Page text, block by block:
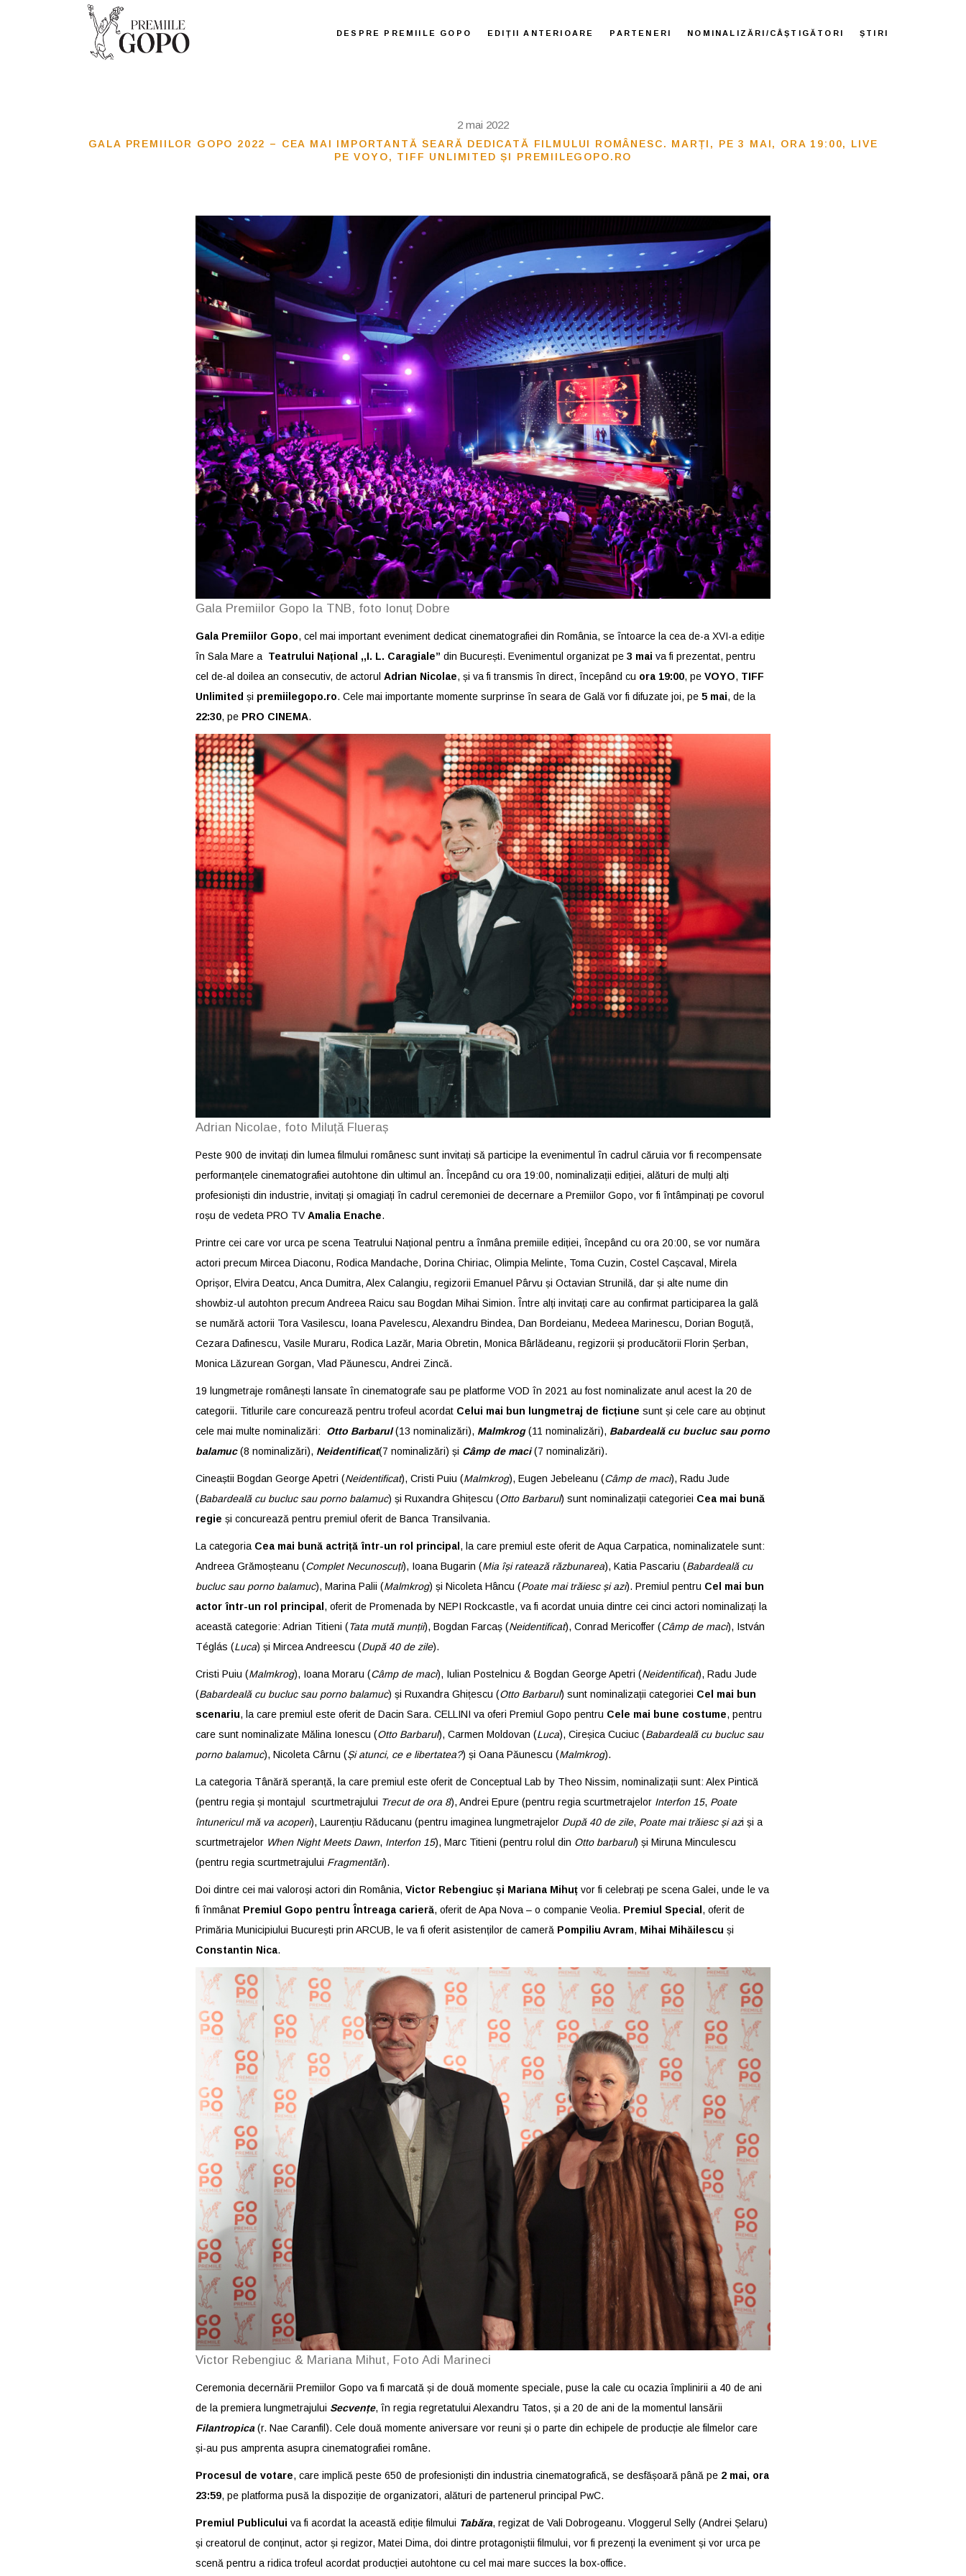
DESPRE PREMIILE GOPO EDIȚII ANTERIOARE PARTENERI NOMINALIZĂRI/CÂȘTIGĂTORI ȘTIRI
2 mai 2022
GALA PREMIILOR GOPO 2022 – CEA MAI IMPORTANTĂ SEARĂ DEDICATĂ FILMULUI ROMÂNESC. MARȚI, PE 3 MAI, ORA 19:00, LIVE
PE VOYO, TIFF UNLIMITED ȘI PREMIILEGOPO.RO
Gala Premiilor Gopo la TNB, foto Ionuț Dobre
Gala Premiilor Gopo, cel mai important eveniment dedicat cinematografiei din România, se întoarce la cea de-a XVI-a ediție
în Sala Mare a Teatrului Național ,,I. L. Caragiale’’ din București. Evenimentul organizat pe 3 mai va fi prezentat, pentru
cel de-al doilea an consecutiv, de actorul Adrian Nicolae, și va fi transmis în direct, începând cu ora 19:00, pe VOYO, TIFF
Unlimited și premiilegopo.ro. Cele mai importante momente surprinse în seara de Gală vor fi difuzate joi, pe 5 mai, de la
22:30, pe PRO CINEMA.
Adrian Nicolae, foto Miluță Flueraș
Peste 900 de invitați din lumea filmului românesc sunt invitați să participe la evenimentul în cadrul căruia vor fi recompensate
performanțele cinematografiei autohtone din ultimul an. Începând cu ora 19:00, nominalizații ediției, alături de mulți alți
profesioniști din industrie, invitați și omagiați în cadrul ceremoniei de decernare a Premiilor Gopo, vor fi întâmpinați pe covorul
roșu de vedeta PRO TVAmalia Enache.
Printre cei care vor urca pe scena Teatrului Național pentru a înmâna premiile ediției, începând cu ora 20:00, se vor număra
actori precum Mircea Diaconu, Rodica Mandache, Dorina Chiriac, Olimpia Melinte, Toma Cuzin, Costel Cașcaval, Mirela
Oprișor, Elvira Deatcu, Anca Dumitra, Alex Calangiu, regizorii Emanuel Pârvu și Octavian Strunilă, dar și alte nume din
showbiz-ul autohton precum Andreea Raicu sau Bogdan Mihai Simion. Între alți invitați care au confirmat participarea la gală
se numără actorii Tora Vasilescu, Ioana Pavelescu, Alexandru Bindea, Dan Bordeianu, Medeea Marinescu, Dorian Boguță,
Cezara Dafinescu, Vasile Muraru, Rodica Lazăr, Maria Obretin, Monica Bârlădeanu, regizorii și producătorii Florin Șerban,
Monica Lăzurean Gorgan, Vlad Păunescu, Andrei Zincă.
19 lungmetraje românești lansate în cinematografe sau pe platforme VOD în 2021 au fost nominalizate anul acest la 20 de
categorii. Titlurile care concurează pentru trofeul acordat Celui mai bun lungmetraj de ficțiune sunt și cele care au obținut
cele mai multe nominalizări: Otto Barbarul(13 nominalizări), Malmkrog(11 nominalizări), Babardeală cu bucluc sau porno
balamuc(8 nominalizări), Neidentificat(7 nominalizări) și Câmp de maci(7 nominalizări).
Cineaștii Bogdan George Apetri (Neidentificat), Cristi Puiu (Malmkrog), Eugen Jebeleanu (Câmp de maci), Radu Jude
(Babardeală cu bucluc sau porno balamuc) și Ruxandra Ghițescu (Otto Barbarul) sunt nominalizații categoriei Cea mai bună
regie și concurează pentru premiul oferit de Banca Transilvania.
La categoria Cea mai bună actriță într-un rol principal , la care premiul este oferit de Aqua Carpatica, nominalizatele sunt:
Andreea Grămoșteanu (Complet Necunoscuți), Ioana Bugarin (Mia își ratează răzbunarea), Katia Pascariu (Babardeală cu
bucluc sau porno balamuc), Marina Palii (Malmkrog) și Nicoleta Hâncu (Poate mai trăiesc și azi). Premiul pentru Cel mai bun
actor într-un rol principal , oferit de Promenada by NEPI Rockcastle, va fi acordat unuia dintre cei cinci actori nominalizați la
această categorie: Adrian Titieni (Tata mută munții), Bogdan Farcaș (Neidentificat), Conrad Mericoffer (Câmp de maci), István
Téglás (Luca) și Mircea Andreescu (După 40 de zile).
Cristi Puiu (Malmkrog), Ioana Moraru (Câmp de maci), Iulian Postelnicu & Bogdan George Apetri (Neidentificat), Radu Jude
(Babardeală cu bucluc sau porno balamuc) și Ruxandra Ghițescu (Otto Barbarul) sunt nominalizații categoriei Cel mai bun
scenariu, la care premiul este oferit de Dacin Sara. CELLINI va oferi Premiul Gopo pentru Cele mai bune costume, pentru
care sunt nominalizate Mălina Ionescu (Otto Barbarul), Carmen Moldovan (Luca), Cireșica Cuciuc (Babardeală cu bucluc sau
porno balamuc), Nicoleta Cârnu (Și atunci, ce e libertatea?) și Oana Păunescu (Malmkrog).
La categoria Tânără speranță, la care premiul este oferit de Conceptual Lab by Theo Nissim, nominalizații sunt: Alex Pintică
(pentru regia și montajul scurtmetrajului Trecut de ora 8), Andrei Epure (pentru regia scurtmetrajelor Interfon 15, Poate
întunericul mă va acoperi), Laurențiu Răducanu (pentru imaginea lungmetrajelor După 40 de zile, Poate mai trăiesc și azi și a
scurtmetrajelor When Night Meets Dawn, Interfon 15), Marc Titieni (pentru rolul din Otto barbarul) și Miruna Minculescu
(pentru regia scurtmetrajului Fragmentări).
Doi dintre cei mai valoroși actori din România, Victor Rebengiuc și Mariana Mihuț vor fi celebrați pe scena Galei, unde le va
fi înmânat Premiul Gopo pentru Întreaga carieră, oferit de Apa Nova – o companie Veolia. Premiul Special , oferit de
Primăria Municipiului București prin ARCUB, le va fi oferit asistenților de cameră Pompiliu Avram, Mihai Mihăilescu și
Constantin Nica.
Victor Rebengiuc & Mariana Mihut, Foto Adi Marineci
Ceremonia decernării Premiilor Gopo va fi marcată și de două momente speciale, puse la cale cu ocazia împlinirii a 40 de ani
de la premiera lungmetrajului Secvențe, în regia regretatului Alexandru Tatos, și a 20 de ani de la momentul lansării
Filantropica(r. Nae Caranfil). Cele două momente aniversare vor reuni și o parte din echipele de producție ale filmelor care
și-au pus amprenta asupra cinematografiei române.
Procesul de votare, care implică peste 650 de profesioniști din industria cinematografică, se desfășoară până pe 2 mai, ora
23:59, pe platforma pusă la dispoziție de organizatori, alături de partenerul principal PwC.
Premiul Publicului va fi acordat la această ediție filmului Tabăra, regizat de Vali Dobrogeanu. Vloggerul Selly (Andrei Șelaru)
și creatorul de conținut, actor și regizor, Matei Dima, doi dintre protagoniștii filmului, vor fi prezenți la eveniment și vor urca pe
scenă pentru a ridica trofeul acordat producției autohtone cu cel mai mare succes la box-office.